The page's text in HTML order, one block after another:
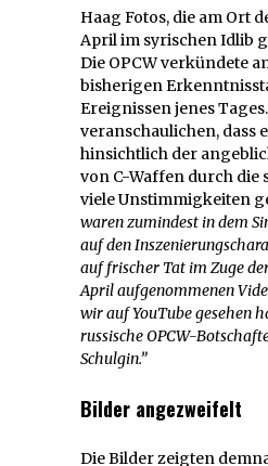
Haag Fotos, die am Ort
April im syrischen Idlib
Die OPCW verkündete
bisherigen
Ereignissen jenes
veranschaulichen, dass
hinsichtlich der
von C-Waffen durch die
viele Unstimmigkeiten
waren zumindest in dem
auf den
auf frischer Tat im Zuge
April aufgenommenen
wir auf YouTube gesehen
russische OPCW-
Schulgin.”
Bilder angezweifelt
Die Bilder zeigten